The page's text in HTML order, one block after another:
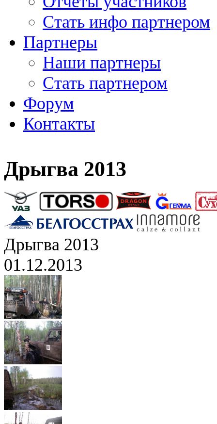
Стать инфо партнером
Партнеры
Наши партнеры
Стать партнером
Форум
Контакты
Дрыгва 2013
Дрыгва 2013
01.12.2013